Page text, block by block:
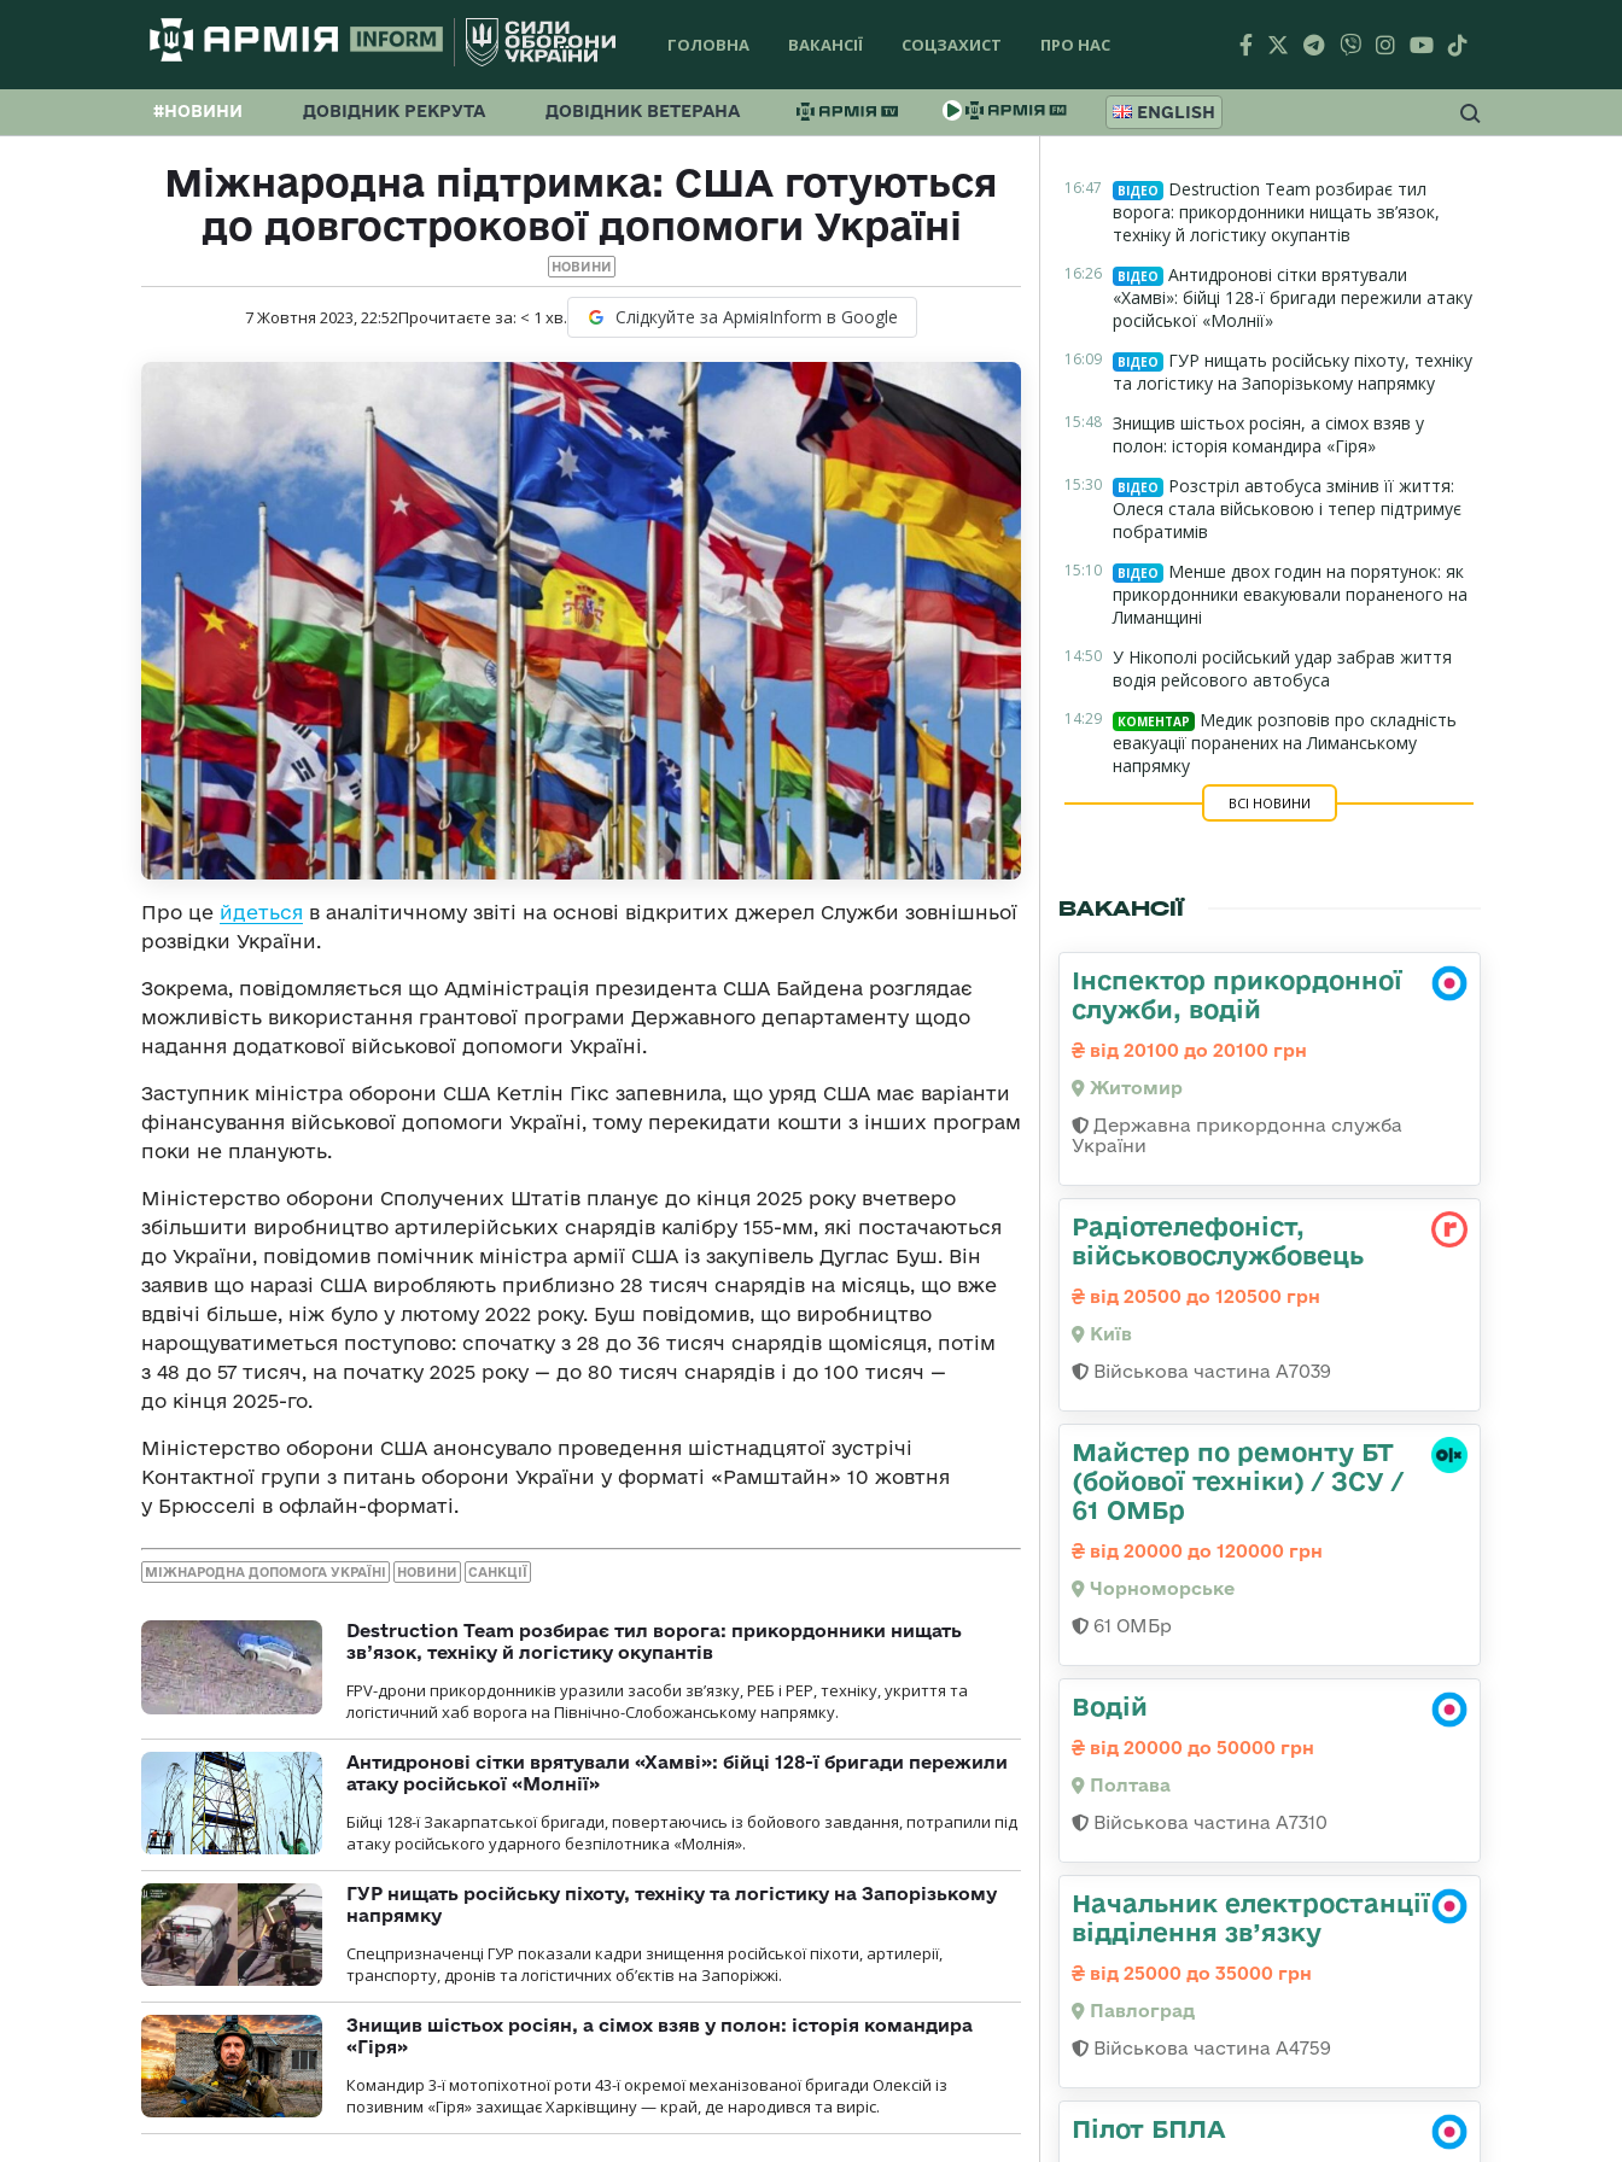
ГОЛОВНА ВАКАНСІЇ СОЦЗАХИСТ ПРО НАС
#НОВИНИ ДОВІДНИК РЕКРУТА ДОВІДНИК ВЕТЕРАНА ENGLISH
Міжнародна підтримка: США готуються
до довгострокової допомоги Україні
НОВИНИ
7 Жовтня 2023, 22:52Прочитаєте за: < 1 хв. Слідкуйте за АрміяInform в Google
Про це йдеться в аналітичному звіті на основі відкритих джерел Служби зовнішньої
розвідки України.
Зокрема, повідомляється що Адміністрація президента США Байдена розглядає
можливість використання грантової програми Державного департаменту щодо
надання додаткової військової допомоги Україні.
Заступник міністра оборони США Кетлін Гікс запевнила, що уряд США має варіанти
фінансування військової допомоги Україні, тому перекидати кошти з інших програм
поки не планують.
Міністерство оборони Сполучених Штатів планує до кінця 2025 року вчетверо
збільшити виробництво артилерійських снарядів калібру 155-мм, які постачаються
до України, повідомив помічник міністра армії США із закупівель Дуглас Буш. Він
заявив що наразі США виробляють приблизно 28 тисяч снарядів на місяць, що вже
вдвічі більше, ніж було у лютому 2022 року. Буш повідомив, що виробництво
нарощуватиметься поступово: спочатку з 28 до 36 тисяч снарядів щомісяця, потім
з 48 до 57 тисяч, на початку 2025 року — до 80 тисяч снарядів і до 100 тисяч —
до кінця 2025-го.
Міністерство оборони США анонсувало проведення шістнадцятої зустрічі
Контактної групи з питань оборони України у форматі «Рамштайн» 10 жовтня
у Брюсселі в офлайн-форматі.
МІЖНАРОДНА ДОПОМОГА УКРАЇНІ НОВИНИ САНКЦІЇ
Destruction Team розбирає тил ворога: прикордонники нищать
зв’язок, техніку й логістику окупантів
FPV-дрони прикордонників уразили засоби зв’язку, РЕБ і РЕР, техніку, укриття та
логістичний хаб ворога на Північно-Слобожанському напрямку.
Антидронові сітки врятували «Хамві»: бійці 128-ї бригади пережили
атаку російської «Молнії»
Бійці 128-ї Закарпатської бригади, повертаючись із бойового завдання, потрапили під
атаку російського ударного безпілотника «Молнія».
ГУР нищать російську піхоту, техніку та логістику на Запорізькому
напрямку
Спецпризначенці ГУР показали кадри знищення російської піхоти, артилерії,
транспорту, дронів та логістичних об’єктів на Запоріжжі.
Знищив шістьох росіян, а сімох взяв у полон: історія командира
«Гіря»
Командир 3-ї мотопіхотної роти 43-ї окремої механізованої бригади Олексій із
позивним «Гіря» захищає Харківщину — край, де народився та виріс.
16:47 ВІДЕО
Destruction Team розбирає тил
ворога: прикордонники нищать зв’язок,
техніку й логістику окупантів
16:26 ВІДЕО
Антидронові сітки врятували
«Хамві»: бійці 128-ї бригади пережили атаку
російської «Молнії»
16:09 ВІДЕО
ГУР нищать російську піхоту, техніку
та логістику на Запорізькому напрямку
15:48 Знищив шістьох росіян, а сімох взяв у
полон: історія командира «Гіря»
15:30 ВІДЕО
Розстріл автобуса змінив її життя:
Олеся стала військовою і тепер підтримує
побратимів
15:10 ВІДЕО
Менше двох годин на порятунок: як
прикордонники евакуювали пораненого на
Лиманщині
14:50 У Нікополі російський удар забрав життя
водія рейсового автобуса
14:29 КОМЕНТАР
Медик розповів про складність
евакуації поранених на Лиманському
напрямку
ВСІ НОВИНИ
ВАКАНСІЇ
Інспектор прикордонної
служби, водій
від 20100 до 20100 грн
Житомир
Державна прикордонна служба
України
Радіотелефоніст,
військовослужбовець
від 20500 до 120500 грн
Київ
Військова частина А7039
Майстер по ремонту БТ
(бойової техніки) / ЗСУ /
61 ОМБр
від 20000 до 120000 грн
Чорноморське
61 ОМБр
Водій
від 20000 до 50000 грн
Полтава
Військова частина A7310
Начальник електростанції
відділення зв’язку
від 25000 до 35000 грн
Павлоград
Військова частина А4759
Пілот БПЛА